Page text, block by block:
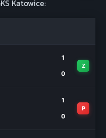
Katowice:
1
0
Z
1
0
P